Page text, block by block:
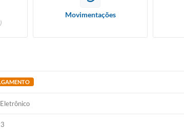
Movimentações